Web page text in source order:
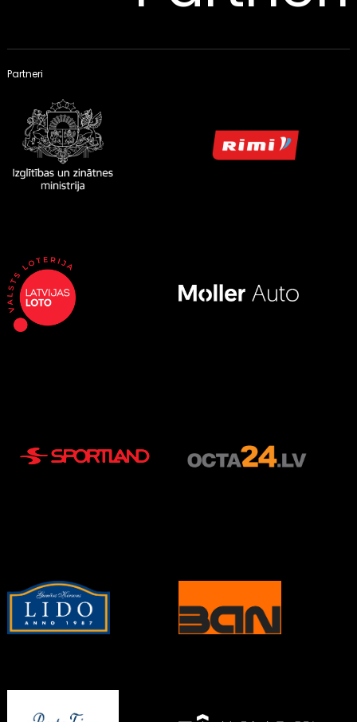
Partneri